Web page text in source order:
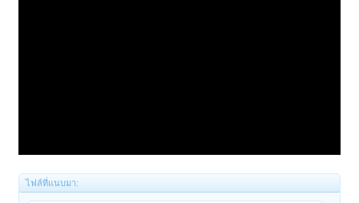
ไฟล์ที่แนบมา: